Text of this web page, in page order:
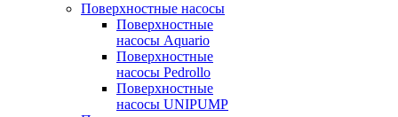
Поверхностные насосы
Поверхностные
насосы Aquario
Поверхностные
насосы Pedrollo
Поверхностные
насосы UNIPUMP